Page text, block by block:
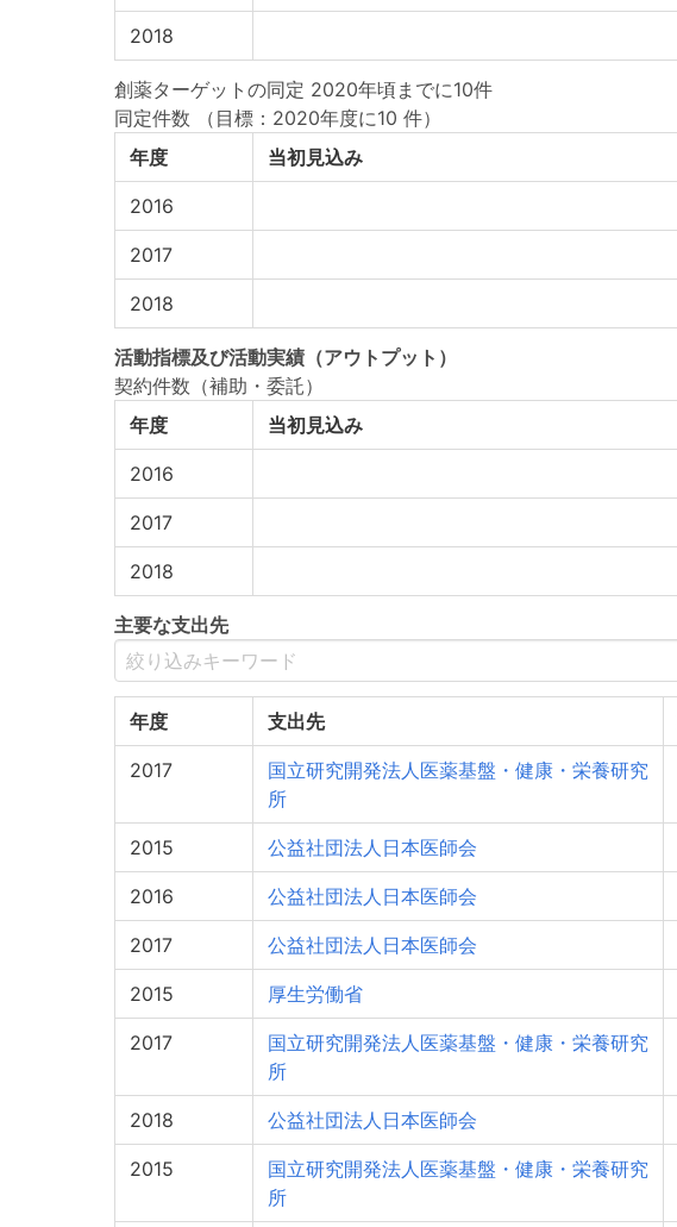
2018
創薬ターゲットの同定 2020年頃までに10件
同定件数
（目標：2020年度に10 件）
年度
当初見込み
2016
2017
2018
活動指標及び活動実績 （アウトプット）
契約件数（補助・委託）
年度
当初見込み
2016
2017
2018
主要な支出先
年度 支出先
2017
国立研究開発法人医薬基盤・健康・栄養研究
所
2015 公益社団法人日本医師会
2016 公益社団法人日本医師会
2017 公益社団法人日本医師会
2015 厚生労働省
2017
国立研究開発法人医薬基盤・健康・栄養研究
所
2018 公益社団法人日本医師会
2015
国立研究開発法人医薬基盤・健康・栄養研究
所